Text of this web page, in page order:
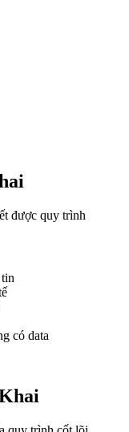
được quy trình
có data